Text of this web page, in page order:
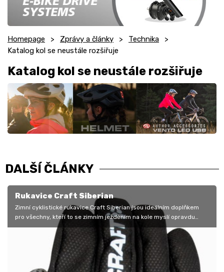
Homepage Zprávy a články
Technika
Katalog kol se neustále rozšiřuje
Katalog kol se neustále rozšiřuje
DALŠÍ ČLÁNKY
Rukavice Craft Siberian
Zimní cyklistické rukavice Craft Siberian jsou ideálním doplňkem
pro všechny, kteří to se zimním ježděním na kole myslí opravdu
vážně.…